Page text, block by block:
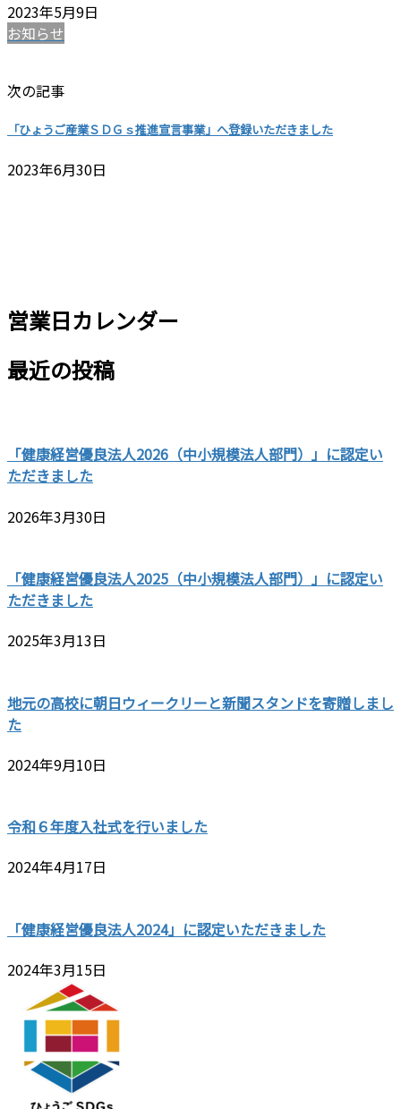
2023年5月9日
お知らせ
次の記事
「ひょうご産業ＳＤＧｓ推進宣言事業」へ登録いただきました
2023年6月30日
営業日カレンダー
最近の投稿
「健康経営優良法人2026（中小規模法人部門）」に認定い
ただきました
2026年3月30日
「健康経営優良法人2025（中小規模法人部門）」に認定い
ただきました
2025年3月13日
地元の高校に朝日ウィークリーと新聞スタンドを寄贈しまし
た
2024年9月10日
令和６年度入社式を行いました
2024年4月17日
「健康経営優良法人2024」に認定いただきました
2024年3月15日